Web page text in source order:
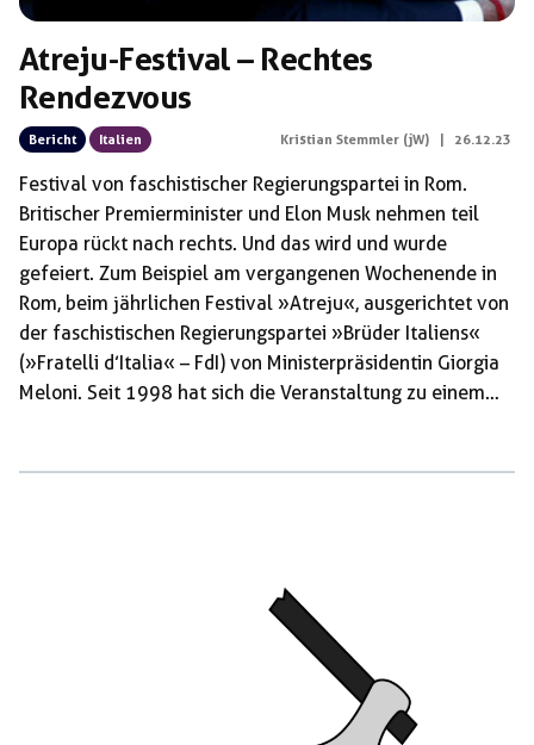
Atreju-Festival – Rechtes
Rendezvous
Bericht Italien Kristian Stemmler (jW) 26.12.23
Festival von faschistischer Regierungspartei in Rom.
Britischer Premierminister und Elon Musk nehmen teil
Europa rückt nach rechts. Und das wird und wurde
gefeiert. Zum Beispiel am vergangenen Wochenende in
Rom, beim jährlichen Festival »Atreju«, ausgerichtet von
der faschistischen Regierungspartei »Brüder Italiens«
(»Fratelli d’Italia« – FdI) von Ministerpräsidentin Giorgia
Meloni. Seit 1998 hat sich die Veranstaltung zu einem
albanischer Amtskollege Edi Rama, nominell ein Sozialist,
keine Probleme damit, am rechten Stelldichein